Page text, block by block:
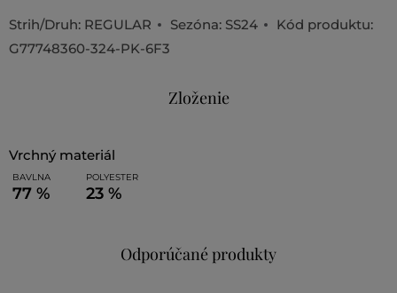
Strih/Druh: REGULAR Sezóna: SS24
Kód produktu:
G77748360-324-PK-6F3
Zloženie
vrchný materiál
BAVLNA
77 %
POLYESTER
23 %
Odporúčané produkty